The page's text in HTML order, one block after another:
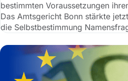
bestimmten Voraussetzungen
Das Amtsgericht Bonn stärkte
die Selbstbestimmung